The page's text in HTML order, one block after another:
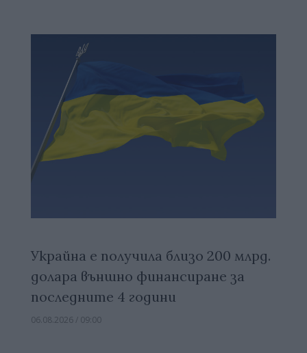
Украйна е получила близо 200 млрд.
долара външно финансиране за
последните 4 години
06.08.2026 / 09:00